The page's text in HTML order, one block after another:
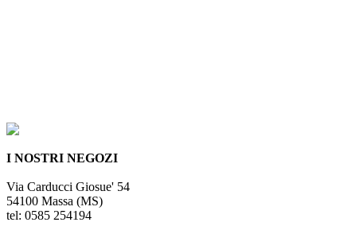
I NOSTRI NEGOZI
Via Carducci Giosue' 54
54100 Massa (MS)
tel: 0585 254194